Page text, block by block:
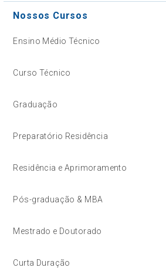
Nossos Cursos
Ensino Médio Técnico
Curso Técnico
Graduação
Preparatório Residência
Residência e Aprimoramento
Pós-graduação & MBA
Mestrado e Doutorado
Curta Duração